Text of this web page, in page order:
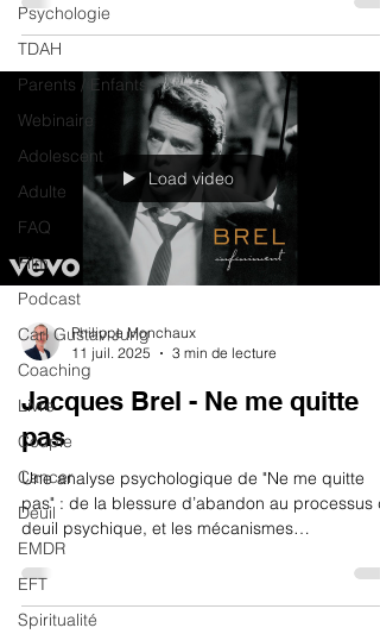
Psychologie
TDAH
Parents / Enfants
Webinaire
Adolescent
Adulte
FAQ
Film
Podcast
Carl Gustav Jung
Coaching
Livre
Couple
Cancer
Deuil
EMDR
EFT
Spiritualité
Load video
Philippe Monchaux
11 juil. 2025
3 min de lecture
Jacques Brel - Ne me quitte
pas
Une analyse psychologique de "Ne me quitte
pas" : de la blessure d’abandon au processus
deuil psychique, et les mécanismes
d’attachement qui se rejouent dans la